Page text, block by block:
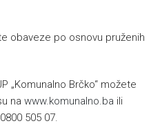
obaveze po osnovu pruženih
„Komunalno Brčko“ možete
na www.komunalno.ba ili
505 07.